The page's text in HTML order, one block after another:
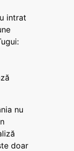
intrat
nu
doar